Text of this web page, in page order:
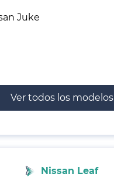
Ver todos los modelos
Nissan Leaf